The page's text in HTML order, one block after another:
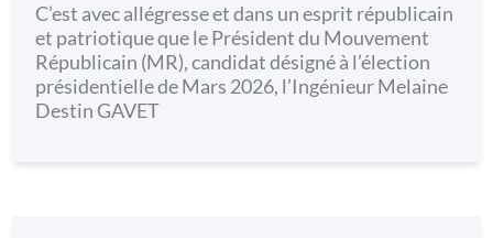
C’est avec allégresse et dans un esprit républicain
et patriotique que le Président du Mouvement
Républicain (MR), candidat désigné à l’élection
présidentielle de Mars 2026, l’Ingénieur Melaine
Destin GAVET